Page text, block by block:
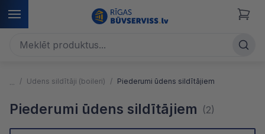
Ūdens sildītāji (boileri) Piederumi ūdens sildītājiem
Piederumi ūdens sildītājiem (2)